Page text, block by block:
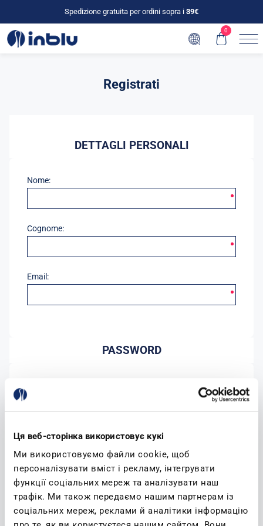
Ця веб-сторінка використовує кукі
Ми використовуємо файли cookie, щоб
персоналізувати вміст і рекламу, інтегрувати
функції соціальних мереж та аналізувати наш
трафік. Ми також передаємо нашим партнерам із
соціальних мереж, реклами й аналітики інформацію
Spedizione gratuita per ordini sopra i 39€
0
Registrati
DETTAGLI PERSONALI
Nome:
Cognome:
Email:
PASSWORD
Conferma password:
Accetto l'informativa sulla privacy